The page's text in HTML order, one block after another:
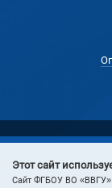
© 2024
Этот сайт
Cайт ФГБОУ ВО «ВВГУ»